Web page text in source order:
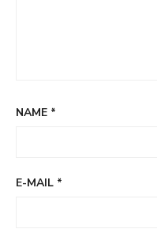
NAME *
E-MAIL *